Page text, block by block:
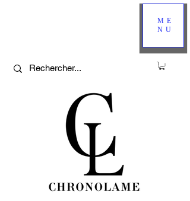
ME
NU